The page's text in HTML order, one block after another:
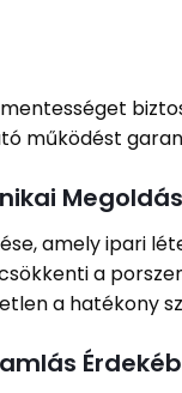
működést
amely ipari
a
a hatékony